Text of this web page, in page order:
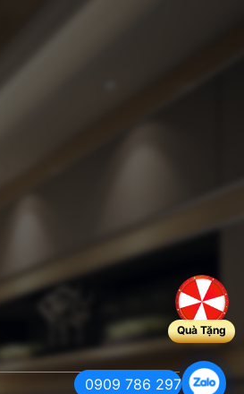
Quà Tặng
0909 786 297